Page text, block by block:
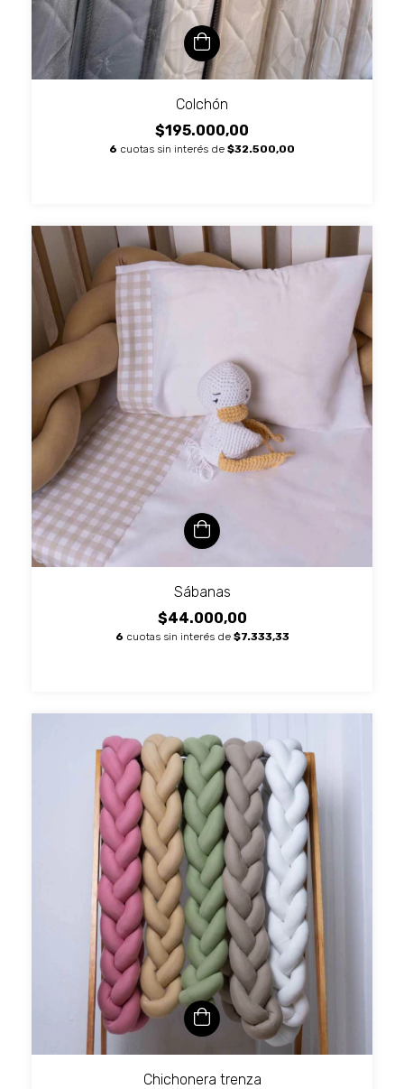
Colchón
$195.000,00
6 cuotas sin interés de $32.500,00
Sábanas
$44.000,00
6 cuotas sin interés de $7.333,33
Chichonera trenza